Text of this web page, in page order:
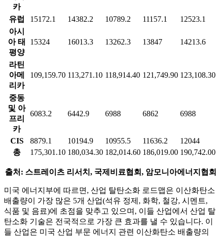
카
유럽 15172.1 14382.2 10789.2 11157.1
12523.1
아시
아 태
평양
15324 16013.3 13262.3 13847 14213.6
라틴
아메
리카
109,159.70 113,271.10 118,914.40 121,749.90 123,108.30
중동
및 아
프리
카
6083.2 6442.9 6988 6862 6988
CIS 8879.1 10194.9 10955.5 11636.2
12044
총
175,301.10 180,034.30 182,014.60 186,019.00 190,742.00
출처: 스트레이츠 리서치, 국제비료협회, 암모니아에너지협회
미국 에너지부에 따르면, 산업 탈탄소화 로드맵은 이산화탄소
배출량이 가장 많은 5개 산업(석유 정제, 화학, 철강, 시멘트,
식품 및 음료)에 초점을 맞추고 있으며, 이들 산업에서 산업 탈
탄소화 기술은 전국적으로 가장 큰 효과를 낼 수 있습니다. 이
들 산업은 미국 산업 부문 에너지 관련 이산화탄소 배출량의